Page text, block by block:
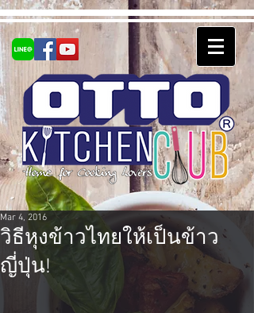
วิธีหุงข้าวไทยให้เป็นข้าว
ญี่ปุ่น!
Mar 4, 2016